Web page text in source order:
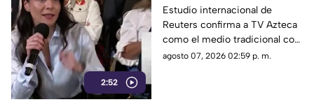
2:52
Mañanera: Estudio de
Reuters confirma
liderazgo de TV Azteca
en alcance y
Estudio internacional de
Reuters confirma a TV Azteca
como el medio tradicional con
mayor alcance y credibilidad
agosto 07, 2026 02:59 p. m.